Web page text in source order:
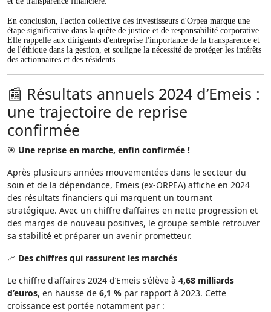
En conclusion, l'action collective des investisseurs d'Orpea marque une
étape significative dans la quête de justice et de responsabilité corporative.
Elle rappelle aux dirigeants d'entreprise l'importance de la transparence et
de l'éthique dans la gestion, et souligne la nécessité de protéger les intérêts
des actionnaires et des résidents.
📰 Résultats annuels 2024 d’Emeis :
une trajectoire de reprise
confirmée
🎯 Une reprise en marche, enfin confirmée !
Après plusieurs années mouvementées dans le secteur du
soin et de la dépendance, Emeis (ex-ORPEA) affiche en 2024
des résultats financiers qui marquent un tournant
stratégique. Avec un chiffre d’affaires en nette progression et
des marges de nouveau positives, le groupe semble retrouver
sa stabilité et préparer un avenir prometteur.
📈 Des chiffres qui rassurent les marchés
Le chiffre d'affaires 2024 d’Emeis s’élève à 4,68 milliards
d’euros, en hausse de 6,1 % par rapport à 2023. Cette
croissance est portée notamment par :